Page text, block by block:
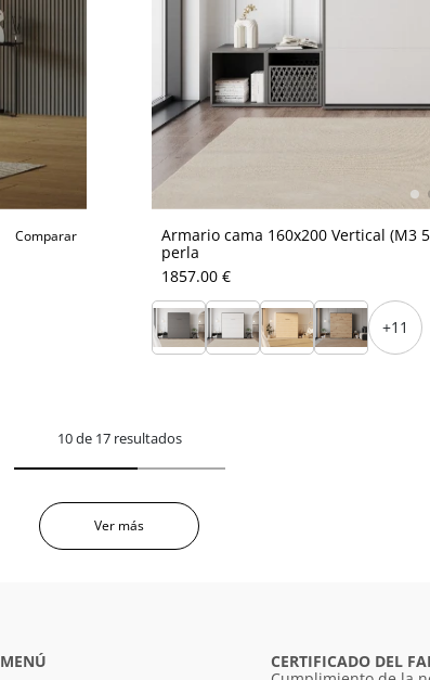
Comparar
Armario cama 160x200 Vertical (M3
perla
1857.00 €
+11
10 de 17 resultados
Ver más
MENÚ
CERTIFICADO DEL